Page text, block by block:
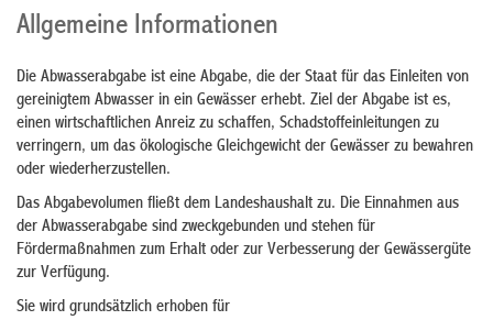
Allgemeine Informationen
Die Abwasserabgabe ist eine Abgabe, die der Staat für das Einleiten von
gereinigtem Abwasser in ein Gewässer erhebt. Ziel der Abgabe ist es,
einen wirtschaftlichen Anreiz zu schaffen, Schadstoffeinleitungen zu
verringern, um das ökologische Gleichgewicht der Gewässer zu bewahren
oder wiederherzustellen.
Das Abgabevolumen fließt dem Landeshaushalt zu. Die Einnahmen aus
der Abwasserabgabe sind zweckgebunden und stehen für
Fördermaßnahmen zum Erhalt oder zur Verbesserung der Gewässergüte
zur Verfügung.
Sie wird grundsätzlich erhoben für